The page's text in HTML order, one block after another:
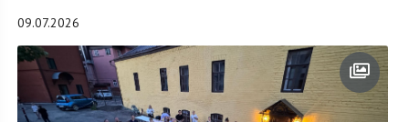
09.07.2026